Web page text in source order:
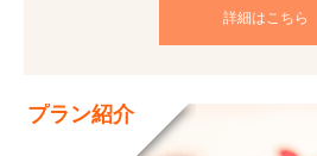
詳細はこちら
プラン紹介